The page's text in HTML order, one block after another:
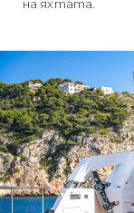
на яхтата.